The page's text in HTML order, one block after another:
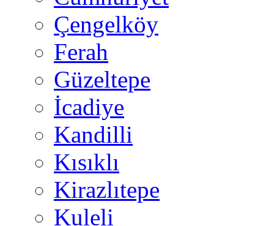
Çengelköy
Ferah
Güzeltepe
İcadiye
Kandilli
Kısıklı
Kirazlıtepe
Kuleli